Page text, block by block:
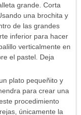
grande. Corta
una brochita y
de las grandes
inferior para hacer
verticalmente en
el pastel. Deja
plato pequeñito y
para crear una
procedimiento
únicamente la